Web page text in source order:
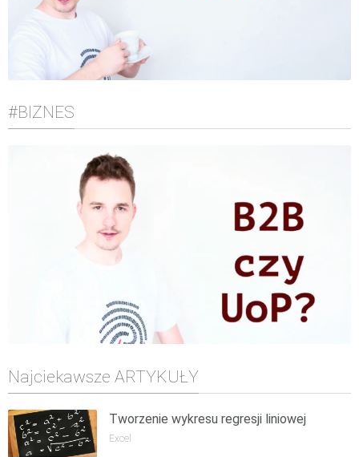
#BIZNES
Najciekawsze ARTYKUŁY
Tworzenie wykresu regresji liniowej
Excel